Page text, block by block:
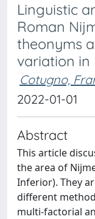
Linguistic
Roman
theonyms
variation in
Cotugno,
2022-01-01
Abstract
This article
the area of
Inferior). They
different
multi-factorial